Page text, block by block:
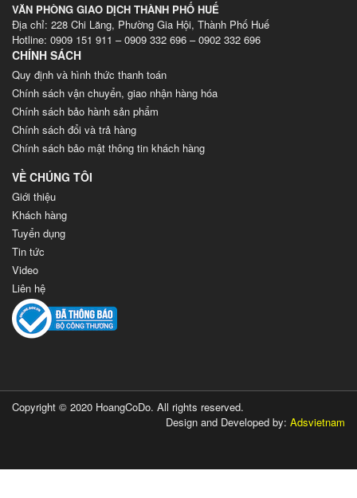
VĂN PHÒNG GIAO DỊCH THÀNH PHỐ HUẾ
Địa chỉ: 228 Chi Lăng, Phường Gia Hội, Thành Phố Huế
Hotline: 0909 151 911 – 0909 332 696 – 0902 332 696
CHÍNH SÁCH
Quy định và hình thức thanh toán
Chính sách vận chuyển, giao nhận hàng hóa
Chính sách bảo hành sản phẩm
Chính sách đổi và trả hàng
Chính sách bảo mật thông tin khách hàng
VỀ CHÚNG TÔI
Giới thiệu
Khách hàng
Tuyển dụng
Tin tức
Video
Liên hệ
Copyright © 2020 HoangCoDo. All rights reserved.
Design and Developed by: Adsvietnam